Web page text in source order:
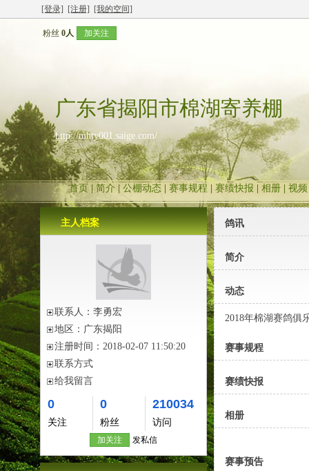
[登录] [注册] [我的空间]
粉丝 0人 加关注
广东省揭阳市棉湖寄养棚
http://mhty001.saige.com/
首页 | 简介 公棚动态 赛事规程 赛绩快报 相册 视频
主人档案
联系人： 李勇宏
地区： 广东揭阳
注册时间： 2018-02-07 11:50:20
联系方式
给我留言
0
关注
0
粉丝
210034
访问
加关注 发私信
鸽讯
简介
动态
2018年棉湖赛鸽俱
赛事规程
赛绩快报
相册
赛事预告